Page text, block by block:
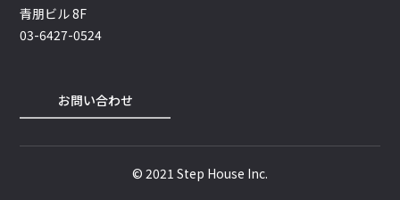
青朋ビル 8F
03-6427-0524
お問い合わせ
© 2021 Step House Inc.